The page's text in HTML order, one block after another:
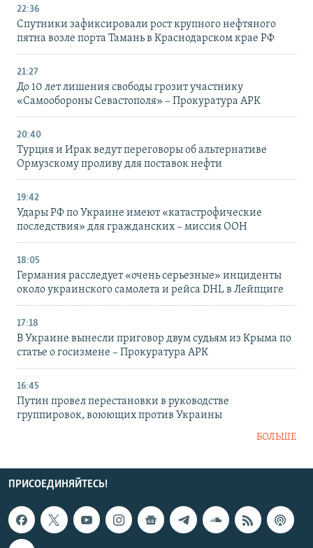
22:36
Спутники зафиксировали рост крупного нефтяного
пятна возле порта Тамань в Краснодарском крае РФ
21:27
До 10 лет лишения свободы грозит участнику
«Самообороны Севастополя» – Прокуратура АРК
20:40
Турция и Ирак ведут переговоры об альтернативе
Ормузскому проливу для поставок нефти
19:42
Удары РФ по Украине имеют «катастрофические
последствия» для гражданских – миссия ООН
18:05
Германия расследует «очень серьезные» инциденты
около украинского самолета и рейса DHL в Лейпциге
17:18
В Украине вынесли приговор двум судьям из Крыма по
статье о госизмене – Прокуратура АРК
16:45
Путин провел перестановки в руководстве
группировок, воюющих против Украины
БОЛЬШЕ
ПРИСОЕДИНЯЙТЕСЬ!